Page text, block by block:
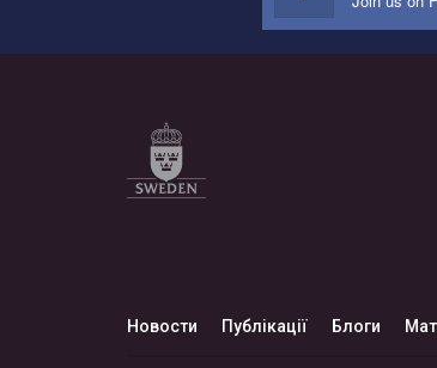
Новости Публікації Блоги